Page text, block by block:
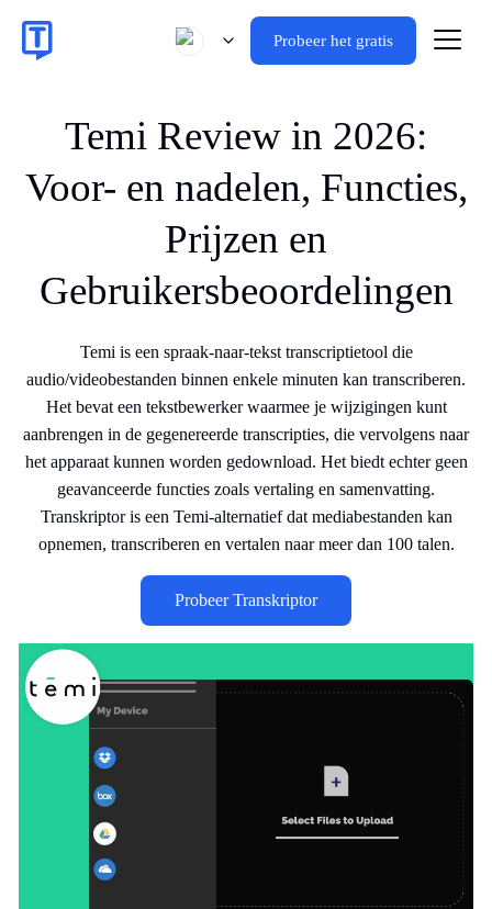
Probeer het gratis
Temi Review in 2026:
Voor- en nadelen, Functies,
Prijzen en
Gebruikersbeoordelingen
Temi is een spraak-naar-tekst transcriptietool die
audio/videobestanden binnen enkele minuten kan transcriberen.
Het bevat een tekstbewerker waarmee je wijzigingen kunt
aanbrengen in de gegenereerde transcripties, die vervolgens naar
het apparaat kunnen worden gedownload. Het biedt echter geen
geavanceerde functies zoals vertaling en samenvatting.
Transkriptor is een Temi-alternatief dat mediabestanden kan
opnemen, transcriberen en vertalen naar meer dan 100 talen.
Probeer Transkriptor